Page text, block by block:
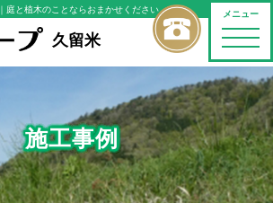
メニュー
toggle
｜庭と植木のことならおまかせください
久留米
施工事例